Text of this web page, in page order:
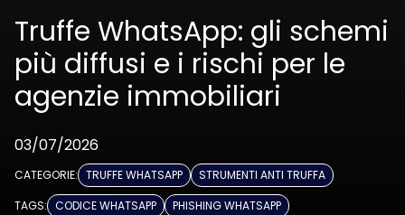
Truffe WhatsApp: gli schemi
più diffusi e i rischi per le
agenzie immobiliari
03/07/2026
CATEGORIE: TRUFFE WHATSAPP
STRUMENTI ANTI TRUFFA
TAGS: CODICE WHATSAPP
PHISHING WHATSAPP